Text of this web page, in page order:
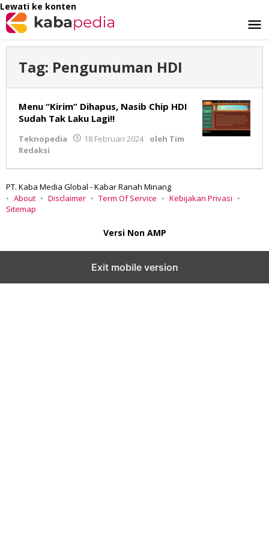
Lewati ke konten
Tag: Pengumuman HDI
Menu “Kirim” Dihapus, Nasib Chip HDI
Sudah Tak Laku Lagi!!
Teknopedia 18 Februari 2024 oleh Tim
Redaksi
PT. Kaba Media Global - Kabar Ranah Minang
About
Disclaimer Term Of Service
Kebijakan Privasi
Sitemap
Versi Non AMP
Exit mobile version